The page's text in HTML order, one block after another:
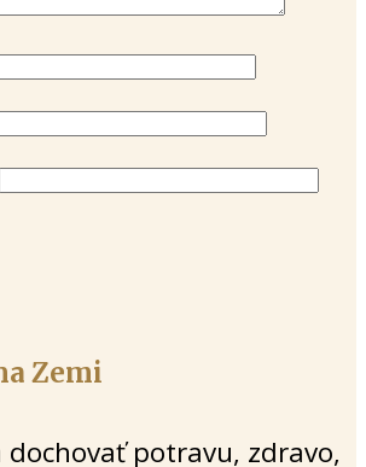
Zemi
dochovať potravu, zdravo,